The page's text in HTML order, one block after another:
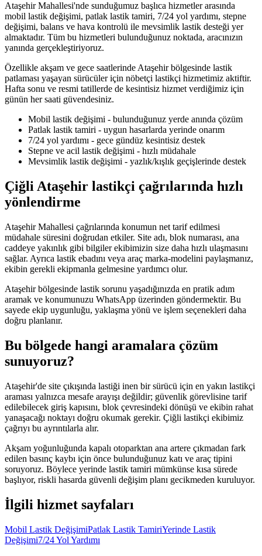
Ataşehir Mahallesi'nde sunduğumuz başlıca hizmetler arasında
mobil lastik değişimi, patlak lastik tamiri, 7/24 yol yardımı, stepne
değişimi, balans ve hava kontrolü ile mevsimlik lastik desteği yer
almaktadır. Tüm bu hizmetleri bulunduğunuz noktada, aracınızın
yanında gerçekleştiriyoruz.
Özellikle akşam ve gece saatlerinde Ataşehir bölgesinde lastik
patlaması yaşayan sürücüler için nöbetçi lastikçi hizmetimiz aktiftir.
Hafta sonu ve resmi tatillerde de kesintisiz hizmet verdiğimiz için
günün her saati güvendesiniz.
Mobil lastik değişimi - bulunduğunuz yerde anında çözüm
Patlak lastik tamiri - uygun hasarlarda yerinde onarım
7/24 yol yardımı - gece gündüz kesintisiz destek
Stepne ve acil lastik değişimi - hızlı müdahale
Mevsimlik lastik değişimi - yazlık/kışlık geçişlerinde destek
Çiğli Ataşehir lastikçi çağrılarında hızlı
yönlendirme
Ataşehir Mahallesi çağrılarında konumun net tarif edilmesi
müdahale süresini doğrudan etkiler. Site adı, blok numarası, ana
caddeye yakınlık gibi bilgiler ekibimizin size daha hızlı ulaşmasını
sağlar. Ayrıca lastik ebadını veya araç marka-modelini paylaşmanız,
ekibin gerekli ekipmanla gelmesine yardımcı olur.
Ataşehir bölgesinde lastik sorunu yaşadığınızda en pratik adım
aramak ve konumunuzu WhatsApp üzerinden göndermektir. Bu
sayede ekip uygunluğu, yaklaşma yönü ve işlem seçenekleri daha
doğru planlanır.
Bu bölgede hangi aramalara çözüm
sunuyoruz?
Ataşehir'de site çıkışında lastiği inen bir sürücü için en yakın lastikçi
araması yalnızca mesafe arayışı değildir; güvenlik görevlisine tarif
edilebilecek giriş kapısını, blok çevresindeki dönüşü ve ekibin rahat
yanaşacağı noktayı doğru okumak gerekir. Çiğli lastikçi ekibimiz
çağrıyı bu ayrıntılarla alır.
Akşam yoğunluğunda kapalı otoparktan ana artere çıkmadan fark
edilen basınç kaybı için önce bulunduğunuz katı ve araç tipini
soruyoruz. Böylece yerinde lastik tamiri mümkünse kısa sürede
başlıyor, riskli hasarda güvenli değişim planı gecikmeden kuruluyor.
İlgili hizmet sayfaları
Mobil Lastik DeğişimiPatlak Lastik TamiriYerinde Lastik
Değişimi7/24 Yol Yardımı